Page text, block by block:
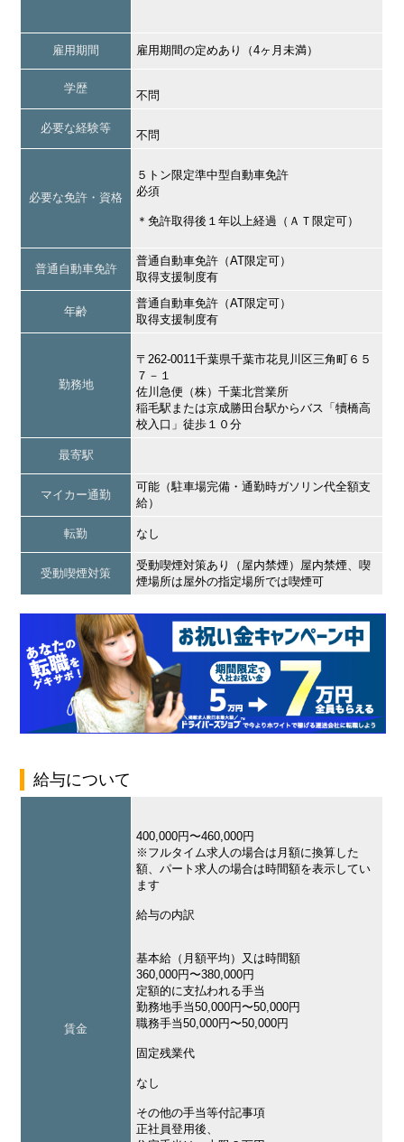
雇用期間 雇用期間の定めあり（4ヶ月未満）
学歴
不問
必要な経験等
不問
必要な免許・資格
５トン限定準中型自動車免許
必須
＊免許取得後１年以上経過（ＡＴ限定可）
普通自動車免許
普通自動車免許（AT限定可）
取得支援制度有
年齢
普通自動車免許（AT限定可）
取得支援制度有
勤務地
〒262-0011千葉県千葉市花見川区三角町６５
７－１
佐川急便（株）千葉北営業所
稲毛駅または京成勝田台駅からバス「犢橋高
校入口」徒歩１０分
最寄駅
マイカー通勤
可能（駐車場完備・通勤時ガソリン代全額支
給）
転勤 なし
受動喫煙対策
受動喫煙対策あり（屋内禁煙）屋内禁煙、喫
煙場所は屋外の指定場所では喫煙可
給与について
賃金
400,000円〜460,000円
※フルタイム求人の場合は月額に換算した
額、パート求人の場合は時間額を表示してい
ます
給与の内訳
基本給（月額平均）又は時間額
360,000円〜380,000円
定額的に支払われる手当
勤務地手当50,000円〜50,000円
職務手当50,000円〜50,000円
固定残業代
なし
その他の手当等付記事項
正社員登用後、